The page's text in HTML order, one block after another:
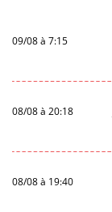
09/08 à 7:15
08/08 à 20:18
08/08 à 19:40